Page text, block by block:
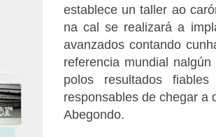
establece un taller ao
na cal se realizará a
avanzados contando
referencia mundial
polos resultados
responsables de chegar a
Abegondo.